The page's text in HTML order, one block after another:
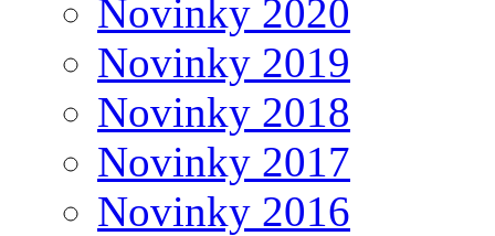
Novinky 2020
Novinky 2019
Novinky 2018
Novinky 2017
Novinky 2016